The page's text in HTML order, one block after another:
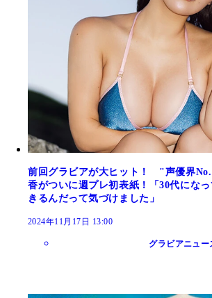
前回グラビアが大ヒット！ "声優界
香がついに週プレ初表紙！「30代にな
きるんだって気づけました」
2024年11月17日 13:00
グラビアニュー